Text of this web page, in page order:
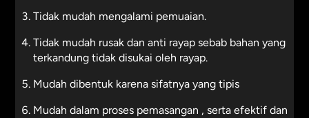
Tidak mudah mengalami pemuaian.
Tidak mudah rusak dan anti rayap sebab bahan yang
terkandung tidak disukai oleh rayap.
Mudah dibentuk karena sifatnya yang tipis
Mudah dalam proses pemasangan , serta efektif dan